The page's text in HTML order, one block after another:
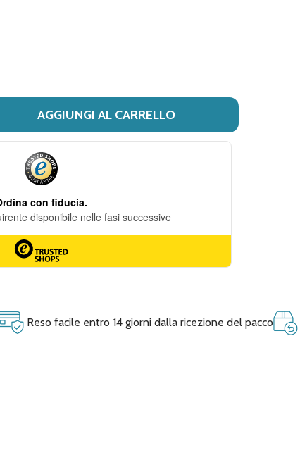
B - 3D WHITE COLLUTORIO CONFEZIONE 500 ML
DI ORAL B - 3D WHITE COLLUTORIO CONFEZIONE
AGGIUNGI AL CARRELLO
Reso facile entro 14 giorni dalla ricezione del pacco